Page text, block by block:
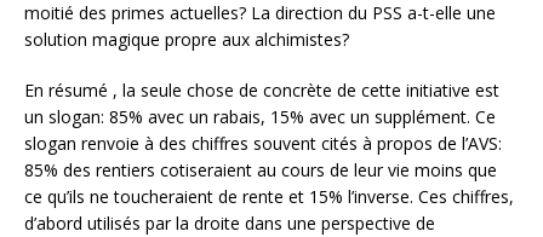
moitié des primes actuelles? La direction du PSS a-t-elle une
solution magique propre aux alchimistes?
En résumé , la seule chose de concrète de cette initiative est
un slogan: 85% avec un rabais, 15% avec un supplément. Ce
slogan renvoie à des chiffres souvent cités à propos de l’AVS:
85% des rentiers cotiseraient au cours de leur vie moins que
ce qu’ils ne toucheraient de rente et 15% l’inverse. Ces chiffres,
d’abord utilisés par la droite dans une perspective de